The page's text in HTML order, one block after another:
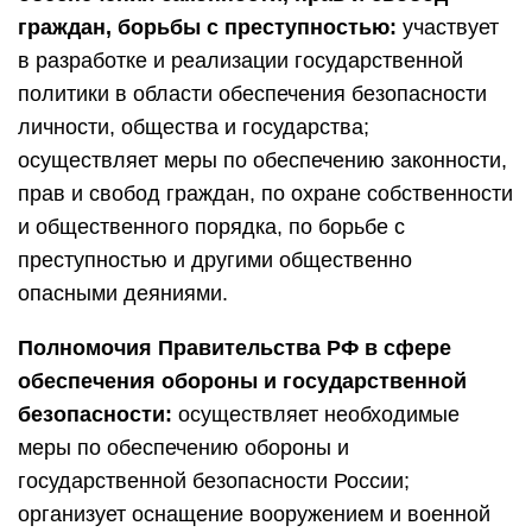
граждан, борьбы с преступностью: участвует
в разработке и реализации государственной
политики в области обеспечения безопасности
личности, общества и государства;
осуществляет меры по обеспечению законности,
прав и свобод граждан, по охране собственности
и общественного порядка, по борьбе с
преступностью и другими общественно
опасными деяниями.
Полномочия Правительства РФ в сфере
обеспечения обороны и государственной
безопасности: осуществляет необходимые
меры по обеспечению обороны и
государственной безопасности России;
организует оснащение вооружением и военной